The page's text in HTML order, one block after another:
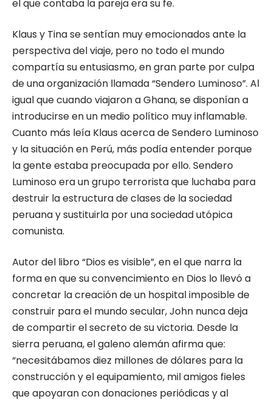
el que contaba la pareja era su fe.
Klaus y Tina se sentían muy emocionados ante la
perspectiva del viaje, pero no todo el mundo
compartía su entusiasmo, en gran parte por culpa
de una organización llamada “Sendero Luminoso”. Al
igual que cuando viajaron a Ghana, se disponían a
introducirse en un medio político muy inflamable.
Cuanto más leía Klaus acerca de Sendero Luminoso
y la situación en Perú, más podía entender porque
la gente estaba preocupada por ello. Sendero
Luminoso era un grupo terrorista que luchaba para
destruir la estructura de clases de la sociedad
peruana y sustituirla por una sociedad utópica
comunista.
Autor del libro “Dios es visible”, en el que narra la
forma en que su convencimiento en Dios lo llevó a
concretar la creación de un hospital imposible de
construir para el mundo secular, John nunca deja
de compartir el secreto de su victoria. Desde la
sierra peruana, el galeno alemán afirma que:
“necesitábamos diez millones de dólares para la
construcción y el equipamiento, mil amigos fieles
que apoyaran con donaciones periódicas y al